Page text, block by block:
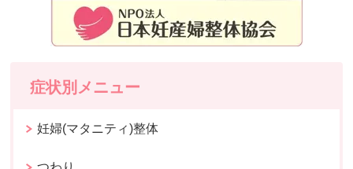
症状別メニュー
妊婦(マタニティ)整体